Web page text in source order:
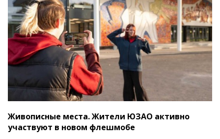
Живописные места. Жители ЮЗАО активно
участвуют в новом флешмобе